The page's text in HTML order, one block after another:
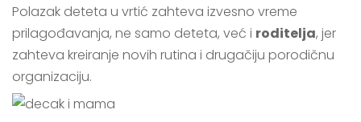
Polazak deteta u vrtić zahteva izvesno vreme
prilagođavanja, ne samo deteta, već i roditelja, jer
zahteva kreiranje novih rutina i drugačiju porodičnu
organizaciju.